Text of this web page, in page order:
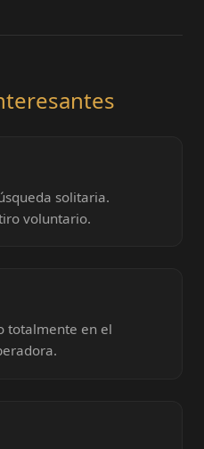
solitaria.
voluntario.
totalmente en el